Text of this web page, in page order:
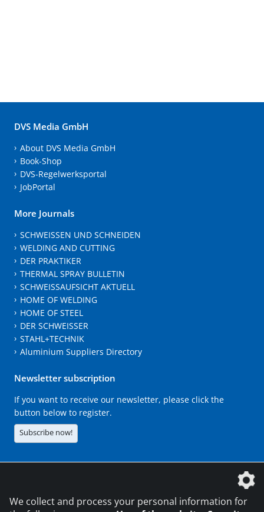
DVS Media GmbH
About DVS Media GmbH
Book-Shop
DVS-Regelwerksportal
JobPortal
More Journals
SCHWEISSEN UND SCHNEIDEN
WELDING AND CUTTING
DER PRAKTIKER
THERMAL SPRAY BULLETIN
SCHWEISSAUFSICHT AKTUELL
HOME OF WELDING
HOME OF STEEL
DER SCHWEISSER
STAHL+TECHNIK
Aluminium Suppliers Directory
Newsletter subscription
If you want to receive our newsletter, please click the
button below to register.
Subscribe now!
We collect and process your personal information for